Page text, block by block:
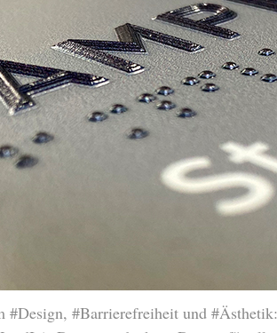
#Design, #Barrierefreiheit und